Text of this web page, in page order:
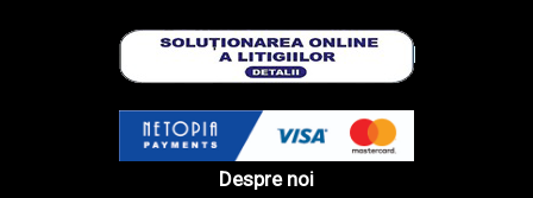
Despre noi